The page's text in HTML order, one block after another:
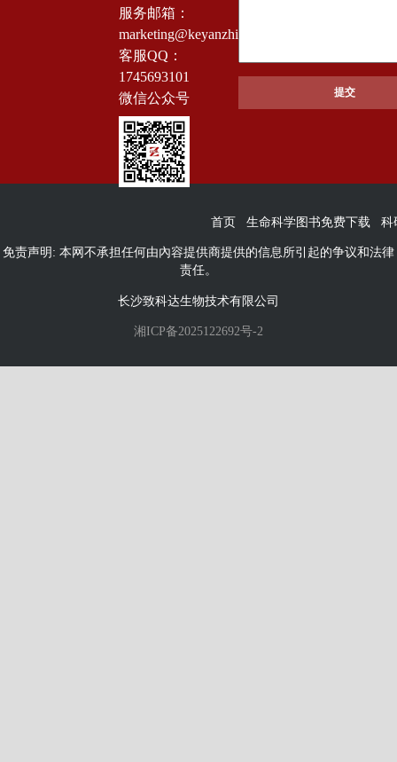
服务邮箱：
marketing@keyanzhiku.com
客服QQ：
1745693101
微信公众号
首页 生命科学图书免费下载 科
免责声明: 本网不承担任何由內容提供商提供的信息所引起的争议和法律
责任。
长沙致科达生物技术有限公司
湘ICP备2025122692号-2